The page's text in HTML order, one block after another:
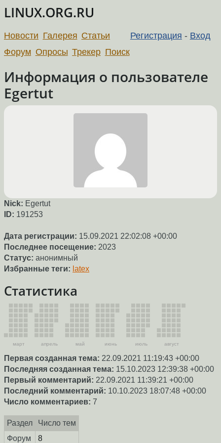
LINUX.ORG.RU
Регистрация - Вход
Новости Галерея Статьи
Форум Опросы Трекер Поиск
Информация о пользователе
Egertut
Nick: Egertut
ID: 191253
Дата регистрации: 15.09.2021 22:02:08 +00:00
Последнее посещение: 2023
Статус: анонимный
Избранные теги: latex
Статистика
март апрель май июнь июль август
Первая созданная тема: 22.09.2021 11:19:43 +00:00
Последняя созданная тема: 15.10.2023 12:39:38 +00:00
Первый комментарий: 22.09.2021 11:39:21 +00:00
Последний комментарий: 10.10.2023 18:07:48 +00:00
Число комментариев: 7
Раздел
Число тем
Форум
8